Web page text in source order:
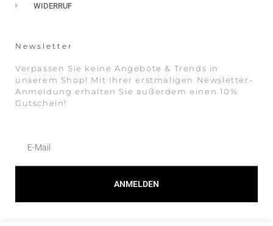
WIDERRUF
Newsletter
Verpassen Sie keine Angebote & Trends in
unserem Shop! Mit Ihrer erstmaligen Newsletter-
Anmeldung erhalten Sie außerdem einen 10%
Gutschein!
ANMELDEN